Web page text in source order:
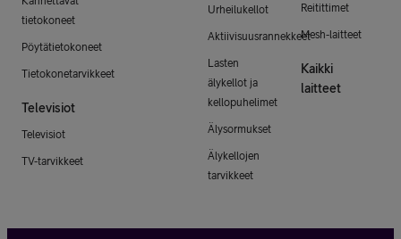
tietokoneet
Pöytätietokoneet
Tietokonetarvikkeet
Televisiot
Televisiot
TV-tarvikkeet
Urheilukellot
Aktiivisuusrannekkeet
Lasten
älykellot ja
kellopuhelimet
Älysormukset
Älykellojen
tarvikkeet
Reitittimet
Mesh-laitteet
Kaikki
laitteet